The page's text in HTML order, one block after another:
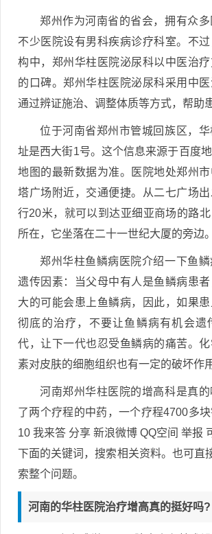
郑州作为河南省的省会，拥有众
不少医院设有男科疾病诊疗科室。不
构中，郑州华柱医院泌尿科以中医治
的口碑。郑州华柱医院泌尿科采用中医
通过辨证施治、调整体质等方式，帮助
位于河南省郑州市管城回族区，
址是西大街1号。这个信息来源于百度
地图的最新数据为准。医院地处郑州
塔广场附近，交通便捷。从二七广场
行20米，就可以到达亚细亚商场的路
所在，它坐落在二十一世纪大厦的旁边。
郑州华柱鱼鳞病医院介绍一下鱼鳞
遗传因素：当父母中有人是鱼鳞病患
大的可能会患上鱼鳞病，因此，如果
彻底的治疗，不要让鱼鳞病有机会遗
代，让下一代也忍受鱼鳞病的痛苦。
素对皮肤的细胞组织也有一定的破坏作用
河南郑州华柱医院的增高科是真
了两个疗程的中药，一个疗程4700多块
10 我来答 分享 新浪微博 QQ空间 举报
下面的关键词，搜索相关资料。也可直
索整个问题。
河南的华柱医院治疗增高真的挺好吗?